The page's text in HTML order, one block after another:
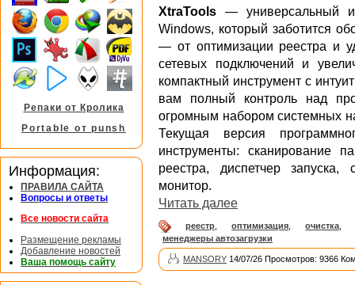
XtraTools — универсальный
Windows, который заботится
— от оптимизации реестра и
сетевых подключений и
компактный инструмент с
вам полный контроль над
огромным набором системных
Текущая версия
инструменты: сканирование
реестра, диспетчер
монитор.
Читать далее
реестр оптимизация очистка
менеджеры автозагрузки
MANSORY 14/07/26 Просмотров: 9366
Репаки от Кролика
Portable от punsh
Информация:
ПРАВИЛА САЙТА
Вопросы и ответы
Все новости сайта
Размещение рекламы
Добавление новостей
Ваша помощь сайту